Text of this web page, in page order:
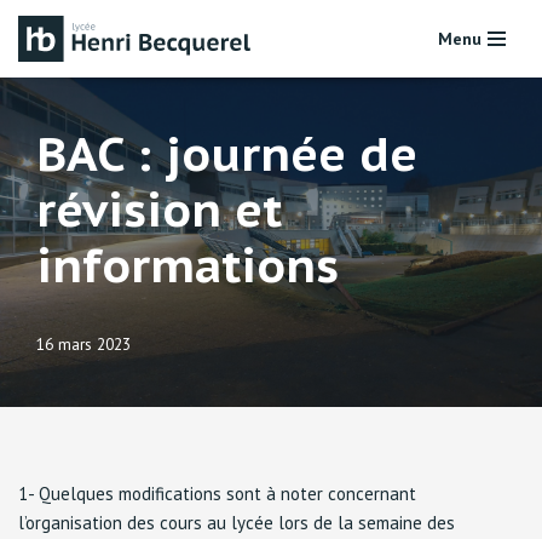
Aller
au
contenu
Menu
BAC : journée de
révision et
informations
16 mars 2023
1- Quelques modifications sont à noter concernant
l’organisation des cours au lycée lors de la semaine des